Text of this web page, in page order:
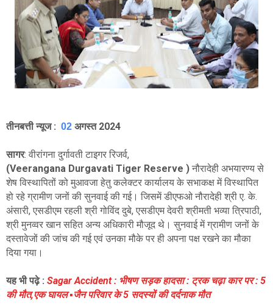
तीनबत्ती न्यूज : 02 अगस्त 2024
सागर: वीरांगना दुर्गावती टाइगर रिजर्व,
(Veerangana Durgavati Tiger Reserve ) नौरादेही अभयारण्य से
शेष विस्थापितों को मुआवजा हेतु कलेक्टर कार्यालय के सभाकक्ष में विस्थापित
हो रहे ग्रामीण जनों की सुनवाई की गई। जिसमें डीएफओ नौरादेही श्री ए. के.
अंसारी, एसडीएम रहली श्री गोविंद दुबे, एसडीएम देवरी श्रीमती भव्या त्रिपाठी,
श्री मुनव्वर खान सहित अन्य अधिकारी मौजूद थे। सुनवाई में ग्रामीण जनों के
दस्तावेजों की जांच की गई एवं उनका मौके पर ही अपना पक्ष रखने का मौका
दिया गया।
यह भी पढ़े : Sagar Accident : भीषण सड़क हादसा : ट्रक चढ़ा कार पर : 5
की मौत,एक घायल ▪️जैन परिवार के 5 सदस्यों की दर्दनाक मौत